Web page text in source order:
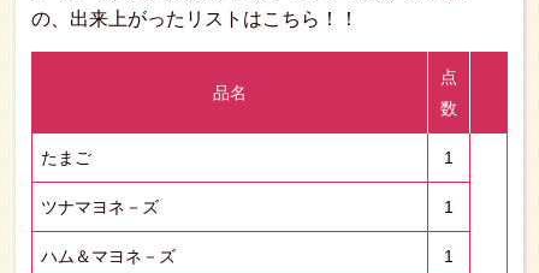
の、出来上がったリストはこちら！！
品名
点
数
たまご 1
ツナマヨネ－ズ 1
ハム＆マヨネ－ズ 1